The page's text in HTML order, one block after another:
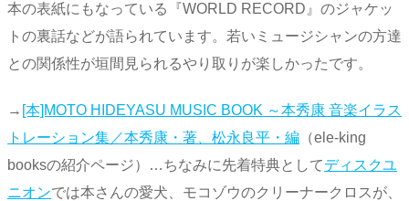
本の表紙にもなっている『WORLD RECORD』のジャケッ
トの裏話などが語られています。若いミュージシャンの方達
との関係性が垣間見られるやり取りが楽しかったです。
→ [本]MOTO HIDEYASU MUSIC BOOK ～本秀康 音楽イラス
トレーション集／本秀康・著、松永良平・編 （ele-king
booksの紹介ページ）…ちなみに先着特典としてディスクユ
ニオンでは本さんの愛犬、モコゾウのクリーナークロスが、